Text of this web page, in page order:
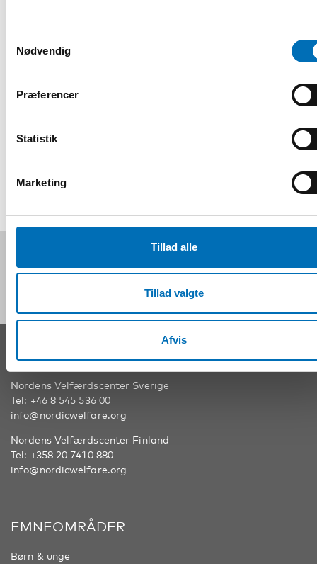
Nødvendig
Præferencer
Statistik
Marketing
Tillad alle
Tillad valgte
Afvis
Følg os på sociale medier:
KONTAKT
Nordens Velfærdscenter Sverige
Tel: +46 8 545 536 00
info@nordicwelfare.org
Nordens Velfærdscenter Finland
Tel: +358 20 7410 880
info@nordicwelfare.org
EMNEOMRÅDER
Børn & unge